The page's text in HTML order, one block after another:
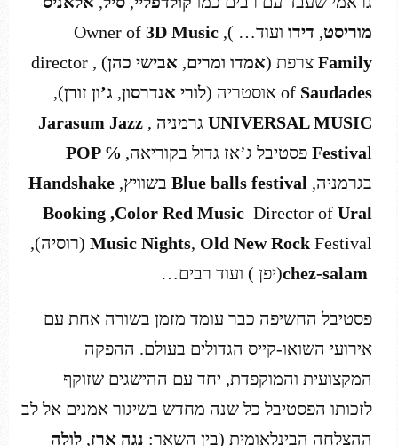
מוריסט, דידו ועוד… ), Owner of 3D Music
Family צרפת (אמדו ומרים, אבישי כהן
) , director
of Saudades אוסטריה (לורי אנדרסון, ג’ון זורן),
UNIVERSAL MUSIC גרמניה , Jarasum Jazz
Festival פסטיבל ג’אז גדול בקוריאה, ℅
POP
בגרמניה, Blue balls festival בשוויץ, Handshake
Booking ,Color Red Music Director of Ural
Music Nights, Old New Rock Festival (רוסיה),
chez-salam(יפן ) ועוד רבים…
פסטיבל החשיפה כבר עומד מזמן בשורה אחת עם
אירועי השואו-קייס הגדולים בעולם. ההפקה
המקצועית והמוקפדת, יחד עם ההישגים שזוקף
לזכותו הפסטיבל כל שנה מחדש בשיגור אמנים אל לב
ההצלחה הבינלאומית (בין השאר: נגה ארז, לולה